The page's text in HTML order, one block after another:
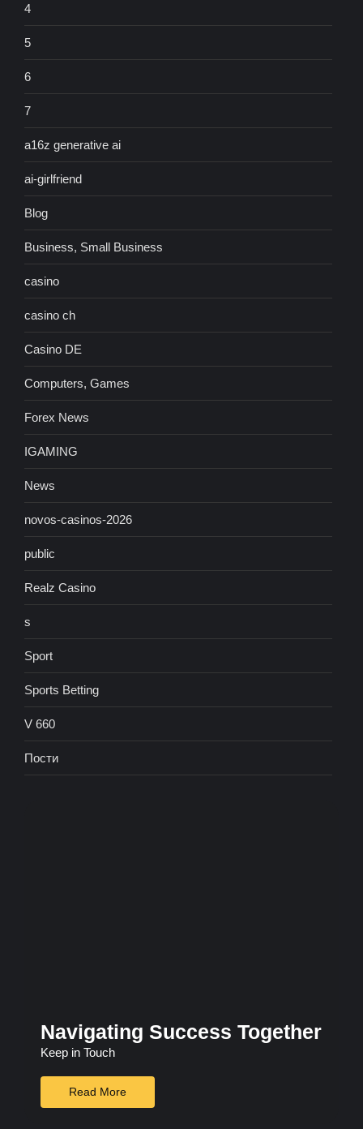
4
5
6
7
a16z generative ai
ai-girlfriend
Blog
Business, Small Business
casino
casino ch
Casino DE
Computers, Games
Forex News
IGAMING
News
novos-casinos-2026
public
Realz Casino
s
Sport
Sports Betting
V 660
Пости
Navigating Success Together
Keep in Touch
Read More